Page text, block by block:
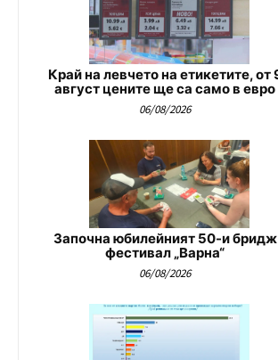
Край на левчето на етикетите, от
август цените ще са само в евро
06/08/2026
Започна юбилейният 50-и бридж
фестивал „Варна“
06/08/2026